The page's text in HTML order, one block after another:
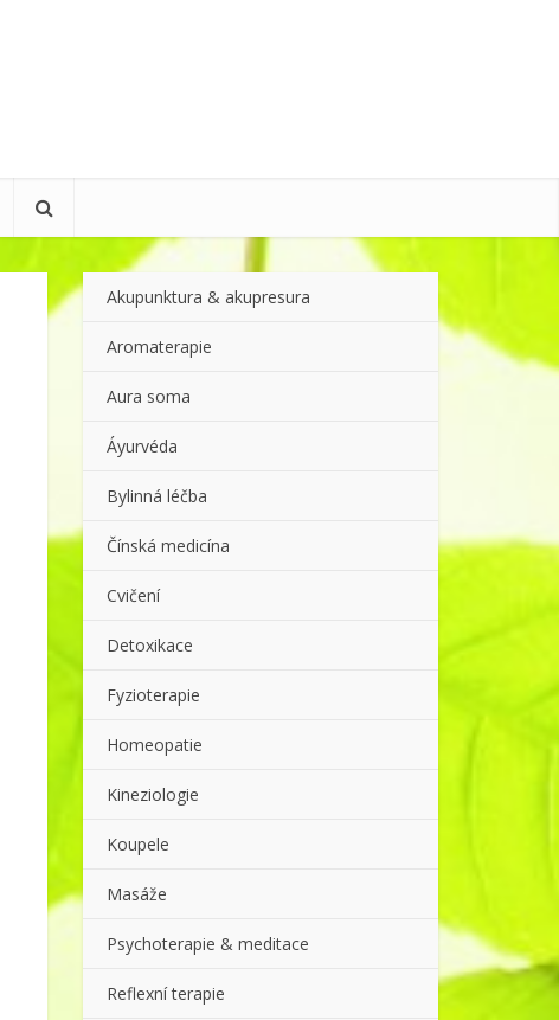
Akupunktura & akupresura
Aromaterapie
Aura soma
Áyurvéda
Bylinná léčba
Čínská medicína
Cvičení
Detoxikace
Fyzioterapie
Homeopatie
Kineziologie
Koupele
Masáže
Psychoterapie & meditace
Reflexní terapie